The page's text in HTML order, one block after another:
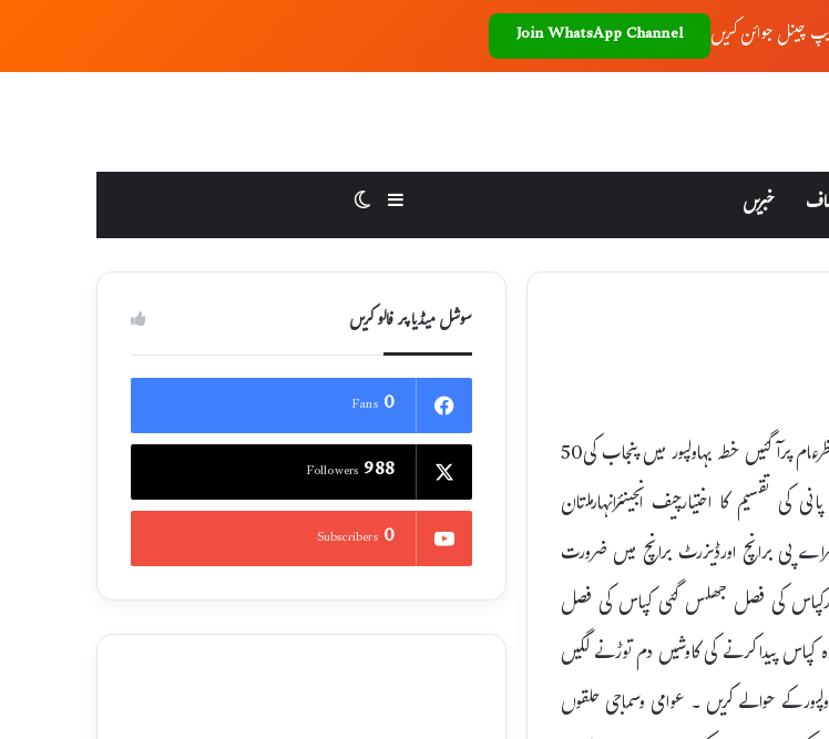
چینل جوائن کریں Join WhatsApp Channel
خبریں Sidebar
محکمہ انہار پنجاب کی حکومت پنجاب کی زیادہ کپاس آگاؤ مہم کوناکام بنانے کی سازشیں منظرعام پرآگئیں خطہ بہاولپور میں پنجاب کی50
کا اختیارچیف انجینئرانہارملتان
کیوسک کی بجائے2800 کیوسک پانی کی آمدنہراے پی برانچ اورڈیزرٹ برانچ میں ضرورت
پرکپاس کی فصل جھلس گئی کپاس کی فصل
کپاس پیداکرنے کی کاوشیں دم توڑنے لگیں
حوالے کریں ۔ عوامی وسماجی حلقوں
سوشل میڈیا پر فالو کریں
0
Fans
988
Followers
0
Subscribers